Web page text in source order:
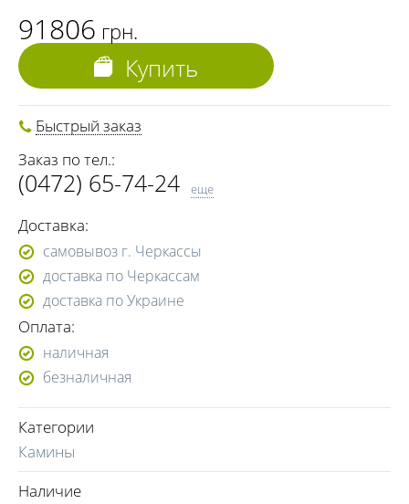
91806 грн.
Купить
Быстрый заказ
Заказ по тел.:
(0472) 65-74-24
(096) 288-07-57
еще
Доставка:
самовывоз г. Черкассы
доставка по Черкассам
доставка по Украине
Оплата:
наличная
безналичная
Категории
Камины
Наличие